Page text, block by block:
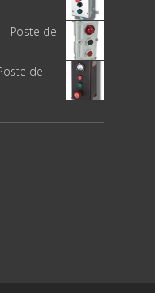
- Poste de
de